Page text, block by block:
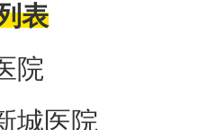
表
院
城医院